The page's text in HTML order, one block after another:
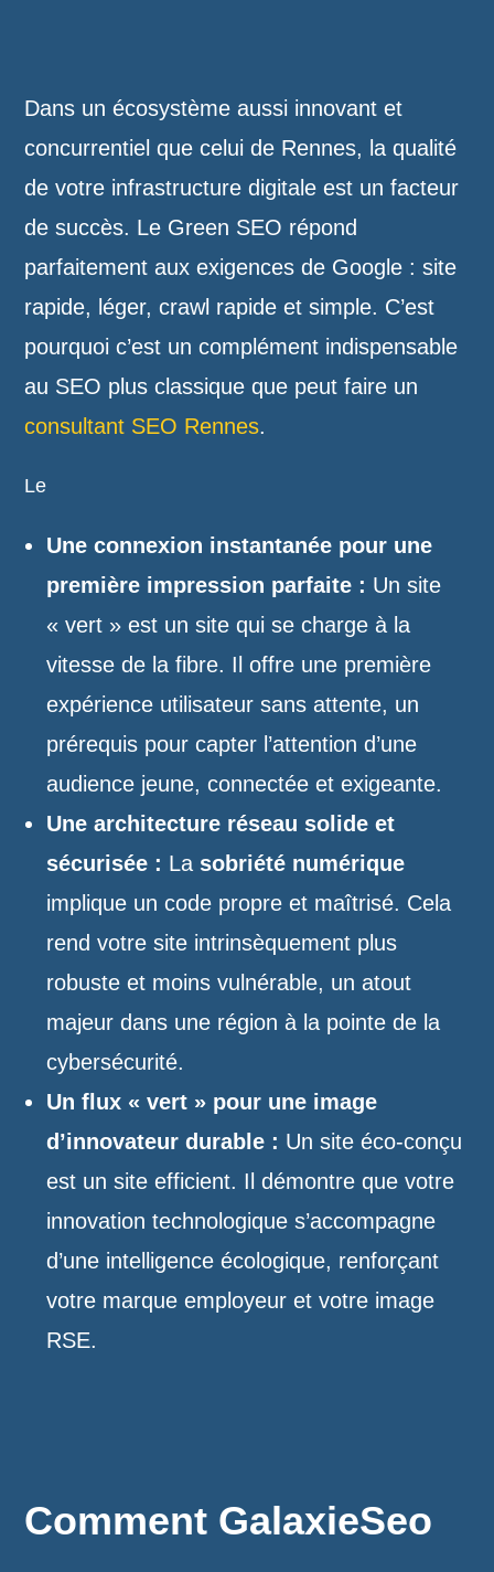
Dans un écosystème aussi innovant et
concurrentiel que celui de Rennes, la qualité
de votre infrastructure digitale est un facteur
de succès. Le Green SEO répond
parfaitement aux exigences de Google : site
rapide, léger, crawl rapide et simple. C’est
pourquoi c’est un complément indispensable
au SEO plus classique que peut faire un
consultant SEO Rennes.
Le
Une connexion instantanée pour une
première impression parfaite : Un site
« vert » est un site qui se charge à la
vitesse de la fibre. Il offre une première
expérience utilisateur sans attente, un
prérequis pour capter l’attention d’une
audience jeune, connectée et exigeante.
Une architecture réseau solide et
sécurisée : La sobriété numérique
implique un code propre et maîtrisé. Cela
rend votre site intrinsèquement plus
robuste et moins vulnérable, un atout
majeur dans une région à la pointe de la
cybersécurité.
Un flux « vert » pour une image
d’innovateur durable : Un site éco-conçu
est un site efficient. Il démontre que votre
innovation technologique s’accompagne
d’une intelligence écologique, renforçant
votre marque employeur et votre image
RSE.
Comment GalaxieSeo